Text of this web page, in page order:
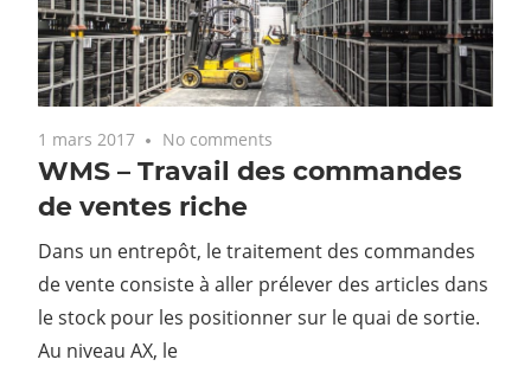
1 mars 2017 No comments
WMS – Travail des commandes
de ventes riche
Dans un entrepôt, le traitement des commandes
de vente consiste à aller prélever des articles dans
le stock pour les positionner sur le quai de sortie.
Au niveau AX, le